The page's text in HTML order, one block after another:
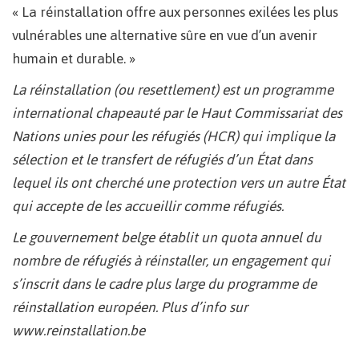
« La réinstallation offre aux personnes exilées les plus
vulnérables une alternative sûre en vue d’un avenir
humain et durable. »
La réinstallation (ou resettlement) est un programme
international chapeauté par le Haut Commissariat des
Nations unies pour les réfugiés (HCR) qui implique la
sélection et le transfert de réfugiés d’un État dans
lequel ils ont cherché une protection vers un autre État
qui accepte de les accueillir comme réfugiés.
Le gouvernement belge établit un quota annuel du
nombre de réfugiés à réinstaller, un engagement qui
s’inscrit dans le cadre plus large du programme de
réinstallation européen. Plus d’info sur
www.reinstallation.be